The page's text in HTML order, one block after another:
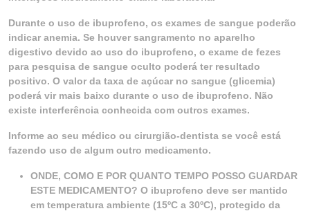
Durante o uso de ibuprofeno, os exames de sangue poderão
indicar anemia. Se houver sangramento no aparelho
digestivo devido ao uso do ibuprofeno, o exame de fezes
para pesquisa de sangue oculto poderá ter resultado
positivo. O valor da taxa de açúcar no sangue (glicemia)
poderá vir mais baixo durante o uso de ibuprofeno. Não
existe interferência conhecida com outros exames.
Informe ao seu médico ou cirurgião-dentista se você está
fazendo uso de algum outro medicamento.
ONDE, COMO E POR QUANTO TEMPO POSSO GUARDAR
ESTE MEDICAMENTO? O ibuprofeno deve ser mantido
em temperatura ambiente (15ºC a 30ºC), protegido da